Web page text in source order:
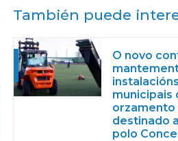
También puede
O novo
municipais
orzamento
destinado
polo